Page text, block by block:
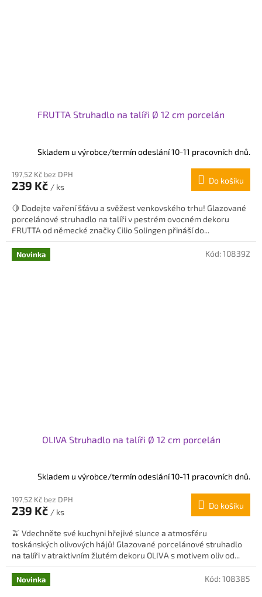
FRUTTA Struhadlo na talíři Ø 12 cm porcelán
Skladem u výrobce/termín odeslání 10-11 pracovních dnů.
197,52 Kč bez DPH
239 Kč / ks
Do košíku
🍋 Dodejte vaření šťávu a svěžest venkovského trhu! Glazované
porcelánové struhadlo na talíři v pestrém ovocném dekoru
FRUTTA od německé značky Cilio Solingen přináší do...
Novinka
OLIVA Struhadlo na talíři Ø 12 cm porcelán
Skladem u výrobce/termín odeslání 10-11 pracovních dnů.
197,52 Kč bez DPH
239 Kč / ks
Do košíku
🫒 Vdechněte své kuchyni hřejivé slunce a atmosféru
toskánských olivových hájů! Glazované porcelánové struhadlo
na talíři v atraktivním žlutém dekoru OLIVA s motivem oliv od...
Kód:108392
Novinka Kód:108385